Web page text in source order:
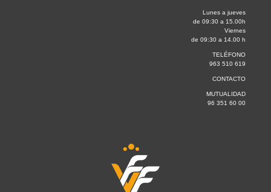
Lunes a jueves
de 09:30 a 15.00h
Viernes
de 09:30 a 14.00 h
TELÉFONO
963 510 619
CONTACTO
MUTUALIDAD
96 351 60 00